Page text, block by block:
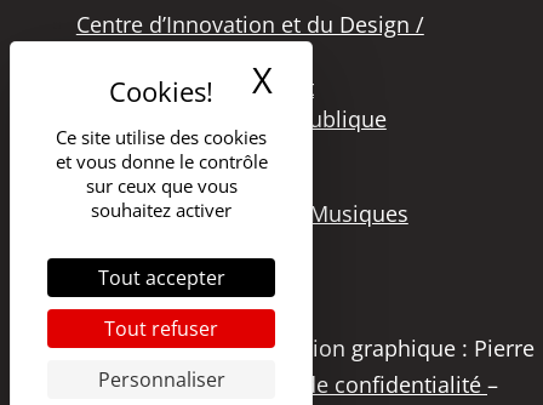
Ce site utilise des cookies
et vous donne le contrôle
sur ceux que vous
souhaitez activer
Tout accepter
Tout refuser
Personnaliser
X Masquer le
Centre d’Innovation et du Design /
Office des Métiers d’Art
Secteur de la Lecture Publique
Bibliothèque Langlois
Secteur Cinéma
Secteur Audiovisuel et Musiques
Copyright 2021 – DGSI | Création graphique : Pierre
Papier Studio | Politique de confidentialité –